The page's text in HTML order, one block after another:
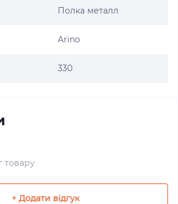
Полка металл
Arino
330
товару
+ Додати відгук